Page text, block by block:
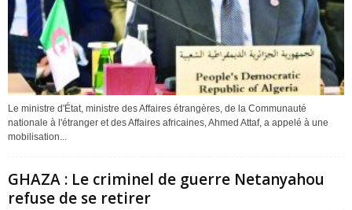
Le ministre d'État, ministre des Affaires étrangères, de la Communauté
nationale à l'étranger et des Affaires africaines, Ahmed Attaf, a appelé à une
mobilisation...
GHAZA : Le criminel de guerre Netanyahou
refuse de se retirer